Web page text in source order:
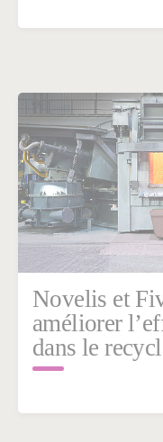
Novelis et
améliorer
dans le